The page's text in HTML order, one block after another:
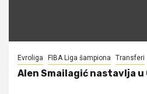
Evroliga FIBA Liga šampiona Transferi
Alen Smailagić nastavlja